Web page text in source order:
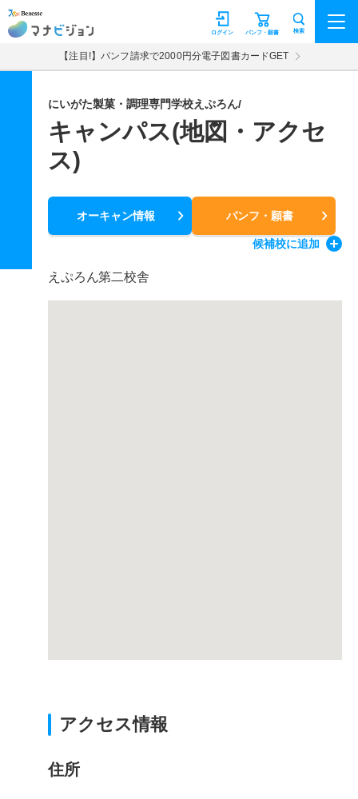
マナビジョン パンフ・願書
ログイン 検索
【注目!】パンフ請求で2000円分電子図書カードGET
にいがた製菓・調理専門学校えぷろん/
キャンパス(地図・アクセ
ス)
オーキャン情報 パンフ・願書
候補校に追加
えぷろん第二校舎
アクセス情報
住所